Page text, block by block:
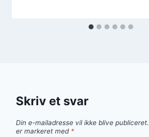
Skriv et svar
Din e-mailadresse vil ikke blive publiceret.
er markeret med *